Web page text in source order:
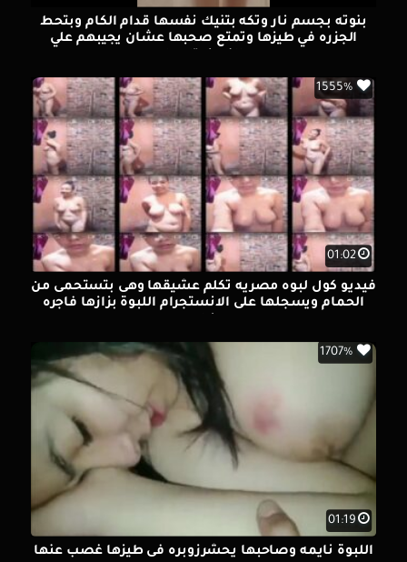
بنوته بجسم نار وتكه بتنيك نفسها قدام الكام وبتحط
الجزره في طيزها وتمتع صحبها عشان يجيبهم علي
01:02
1555%
فيديو كول لبوه مصريه تكلم عشيقها وهى بتستحمى من
الحمام ويسجلها على الانستجرام اللبوة بزازها فاجره
01:19
1707%
اللبوة نايمه وصاحبها يحشرزوبره فى طيزها غصب عنها